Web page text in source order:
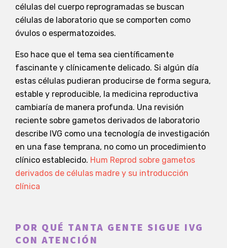
células del cuerpo reprogramadas se buscan
células de laboratorio que se comporten como
óvulos o espermatozoides.
Eso hace que el tema sea científicamente
fascinante y clínicamente delicado. Si algún día
estas células pudieran producirse de forma segura,
estable y reproducible, la medicina reproductiva
cambiaría de manera profunda. Una revisión
reciente sobre gametos derivados de laboratorio
describe IVG como una tecnología de investigación
en una fase temprana, no como un procedimiento
clínico establecido. Hum Reprod sobre gametos
derivados de células madre y su introducción
clínica
POR QUÉ TANTA GENTE SIGUE IVG
CON ATENCIÓN